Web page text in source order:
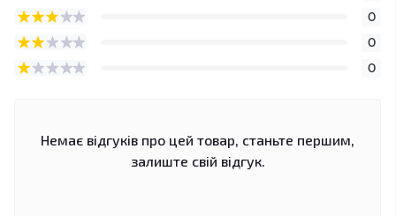
0
0
0
Немає відгуків про цей товар, станьте першим,
залиште свій відгук.